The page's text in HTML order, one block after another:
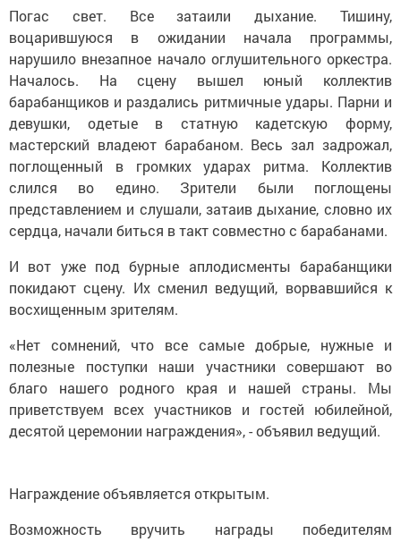
воцарившуюся в ожидании начала программы,
нарушило внезапное начало оглушительного оркестра.
Началось. На сцену вышел юный коллектив
барабанщиков и раздались ритмичные удары. Парни и
девушки, одетые в статную кадетскую форму,
мастерский владеют барабаном. Весь зал задрожал,
поглощенный в громких ударах ритма. Коллектив
слился во едино. Зрители были поглощены
представлением и слушали, затаив дыхание, словно их
сердца, начали биться в такт совместно с барабанами.
покидают сцену. Их сменил ведущий, ворвавшийся к
восхищенным зрителям.
полезные поступки наши участники совершают во
благо нашего родного края и нашей страны. Мы
приветствуем всех участников и гостей юбилейной,
десятой церемонии награждения», - объявил ведущий.
республиканского конкурса «Школьный Экопатруль»